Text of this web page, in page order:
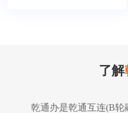
了解
乾通办是乾通互连(B轮